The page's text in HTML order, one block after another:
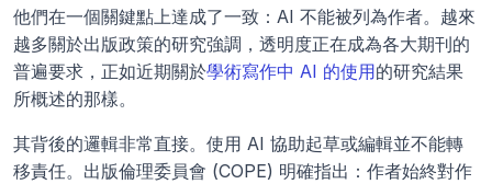
他們在一個關鍵點上達成了一致：AI 不能被列為作者。越來
越多關於出版政策的研究強調，透明度正在成為各大期刊的
普遍要求，正如近期關於學術寫作中 AI 的使用的研究結果
所概述的那樣。
其背後的邏輯非常直接。使用 AI 協助起草或編輯並不能轉
移責任。出版倫理委員會 (COPE) 明確指出：作者始終對作